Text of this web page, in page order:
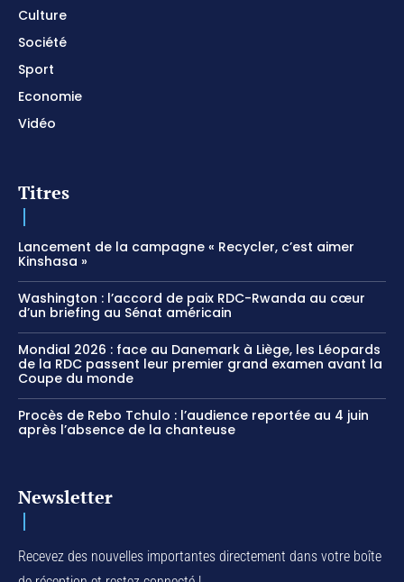
Culture
Société
Sport
Economie
Vidéo
Titres
Lancement de la campagne « Recycler, c’est aimer
Kinshasa »
Washington : l’accord de paix RDC-Rwanda au cœur
d’un briefing au Sénat américain
Mondial 2026 : face au Danemark à Liège, les Léopards
de la RDC passent leur premier grand examen avant la
Coupe du monde
Procès de Rebo Tchulo : l’audience reportée au 4 juin
après l’absence de la chanteuse
Newsletter
Recevez des nouvelles importantes directement dans votre boîte